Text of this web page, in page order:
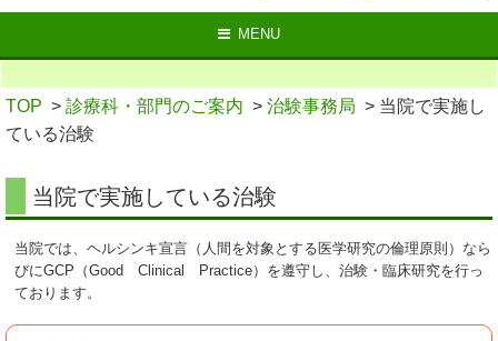
MENU
TOP > 診療科・部門のご案内 > 治験事務局 > 当院で実施し
ている治験
当院で実施している治験
当院では、ヘルシンキ宣言（人間を対象とする医学研究の倫理原則）なら
びにGCP（Good Clinical Practice）を遵守し、治験・臨床研究を行っ
ております。